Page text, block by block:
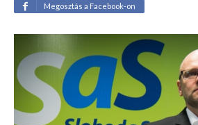
Megosztás a Facebook-on